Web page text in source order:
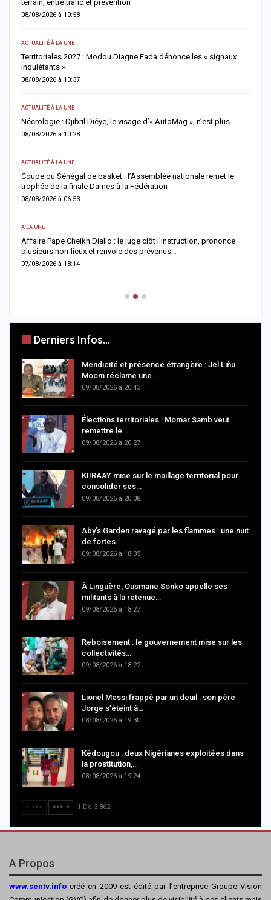
terrain, entre trafic et prévention
08/08/2026 à 10:58
ACTUALITÉ À LA UNE
Territoriales 2027 : Modou Diagne Fada dénonce les « signaux
inquiétants »
08/08/2026 à 10:37
ACTUALITÉ À LA UNE
Nécrologie : Djibril Dièye, le visage d’« AutoMag », n’est plus
08/08/2026 à 10:28
ACTUALITÉ À LA UNE
Coupe du Sénégal de basket : l’Assemblée nationale remet le
trophée de la finale Dames à la Fédération
08/08/2026 à 06:53
A LA UNE
Affaire Pape Cheikh Diallo : le juge clôt l’instruction, prononce
plusieurs non-lieux et renvoie des prévenus…
07/08/2026 à 18:14
Derniers Infos...
Mendicité et présence étrangère : Jël Liñu
Moom réclame une…
09/08/2026 à 20:43
Élections territoriales : Momar Samb veut
remettre le…
09/08/2026 à 20:27
KIIRAAY mise sur le maillage territorial pour
consolider ses…
09/08/2026 à 20:08
Aby’s Garden ravagé par les flammes : une nuit
de fortes…
09/08/2026 à 18:35
À Linguère, Ousmane Sonko appelle ses
militants à la retenue…
09/08/2026 à 18:27
Reboisement : le gouvernement mise sur les
collectivités…
09/08/2026 à 18:22
Lionel Messi frappé par un deuil : son père
Jorge s’éteint à…
08/08/2026 à 19:30
Kédougou : deux Nigérianes exploitées dans
la prostitution,…
08/08/2026 à 19:24
<<< >>> 1 De 3 862
A Propos
www.sentv.info créé en 2009 est édité par l’entreprise Groupe Vision